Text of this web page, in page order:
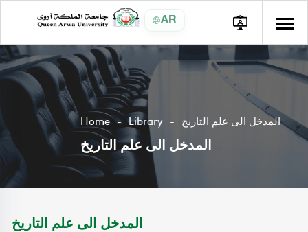
AR
Home Library المدخل الى علم التاريخ
المدخل الى علم التاريخ
المدخل الى علم التاريخ